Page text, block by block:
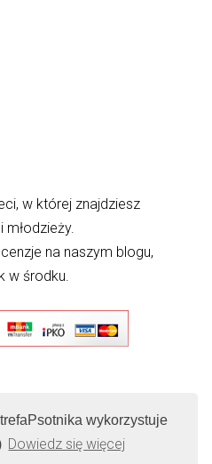
wykorzystuje
Dowiedz się więcej
w której znajdziesz
na naszym blogu,
w środku.